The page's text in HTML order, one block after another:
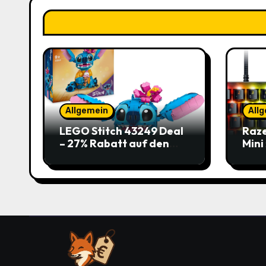
Allgemein
LEGO Stitch 43249 Deal
– 27% Rabatt auf den
Mini